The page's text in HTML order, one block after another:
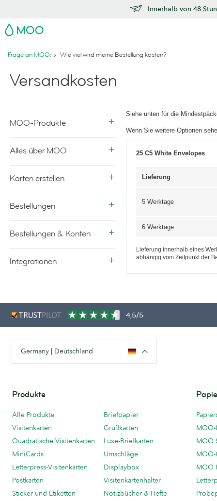
Innerhalb von 48
MOO
Frage an MOO: Wie viel wird meine Bestellung kosten?
Versandkosten
MOO-Produkte
Alles über MOO
Karten erstellen
Bestellungen
Bestellungen & Konten
Integrationen
Siehe unten für die
Wenn Sie weitere Optionen
25 C5 White Envelopes
Lieferung
5 Werktage
6 Werktage
Lieferung innerhalb eines
abhängig vom Zeitpunkt der
4,5/5
Germany | Deutschland
Produkte
Alle Produkte
Visitenkarten
Quadratische Visitenkarten
MiniCards
Letterpress-Visitenkarten
Postkarten
Sticker und Etiketten
Briefpapier
Grußkarten
Luxe-Briefkarten
Umschläge
Displaybox
Visitenkartenhalter
Notizbücher & Hefte
MOO-
MOO
MOO